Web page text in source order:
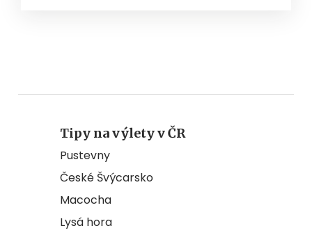
Tipy na výlety v ČR
Pustevny
České Švýcarsko
Macocha
Lysá hora